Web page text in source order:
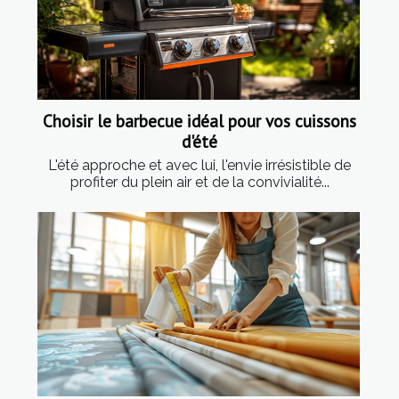
Choisir le barbecue idéal pour vos cuissons
d'été
L'été approche et avec lui, l'envie irrésistible de
profiter du plein air et de la convivialité...